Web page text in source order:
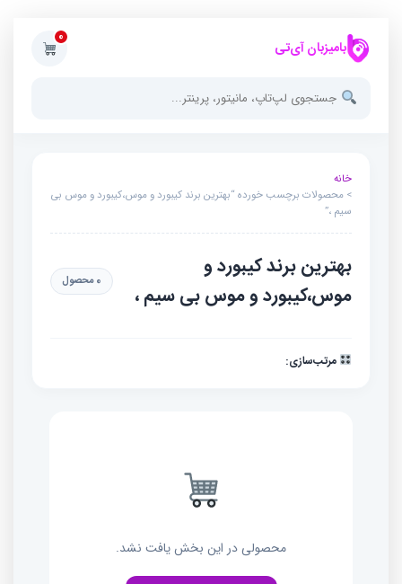
بامیزبان آی‌تی
0
خانه
> محصولات برچسب خورده “بهترین برند کیبورد و موس،کیبورد و موس بی
سیم ،”
بهترین برند کیبورد و
موس،کیبورد و موس بی سیم ،
0 محصول
مرتب‌سازی:
محصولی در این بخش یافت نشد.